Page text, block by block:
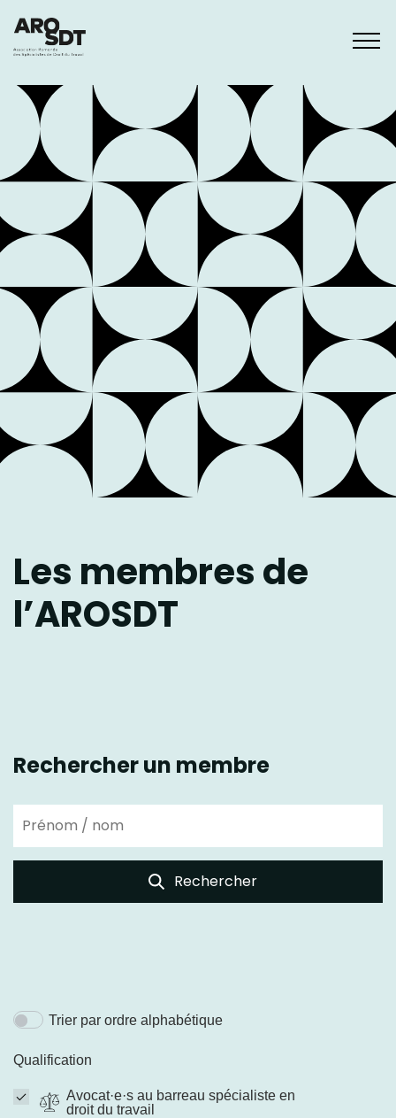
Les membres de
l’AROSDT
Rechercher un membre
Rechercher
Trier par ordre alphabétique
Qualification
Avocat·e·s au barreau spécialiste en
droit du travail